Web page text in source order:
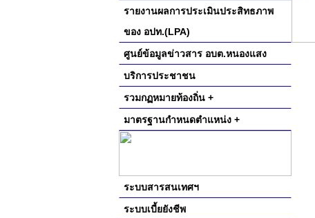
รายงานผลการประเมินประสิทธภาพ
ของ อปท.(LPA)
ศูนย์ข้อมูลข่าวสาร อบต.หนองแสง
บริการประชาชน
รวมกฏหมายท้องถิ่น +
มาตรฐานกำหนดตำแหน่ง +
ระบบสารสนเทศฯ
ระบบเบี้ยยังชีพ